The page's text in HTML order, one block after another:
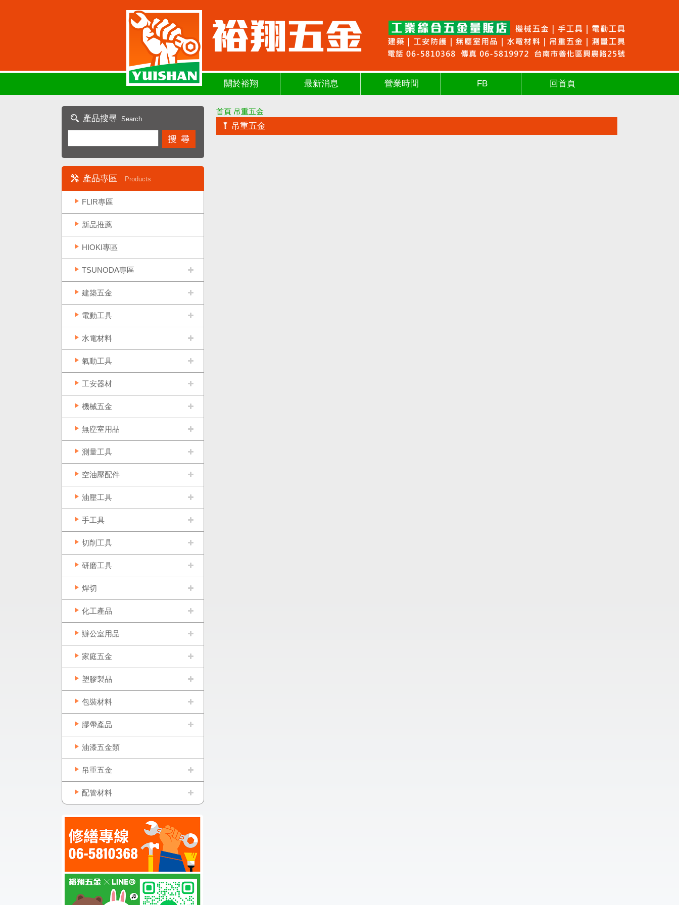
關於裕翔 最新消息 營業時間 FB 回首頁
產品搜尋 Search
產品專區 Products
FLIR專區
新品推薦
HIOKI專區
TSUNODA專區
建築五金
電動工具
水電材料
氣動工具
工安器材
機械五金
無塵室用品
測量工具
空油壓配件
油壓工具
手工具
切削工具
研磨工具
焊切
化工產品
辦公室用品
家庭五金
塑膠製品
包裝材料
膠帶產品
油漆五金類
吊重五金
配管材料
首頁 吊重五金
吊重五金